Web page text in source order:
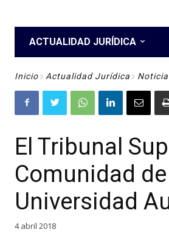
ACTUALIDAD JURÍDICA
Inicio Actualidad Jurídica
El Tribunal
Comunidad
Universidad
4 abril 2018